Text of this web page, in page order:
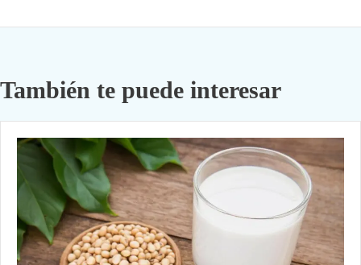
También te puede interesar